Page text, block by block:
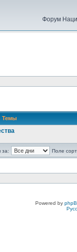
Форум
Темы
за:
Поле
Powered by